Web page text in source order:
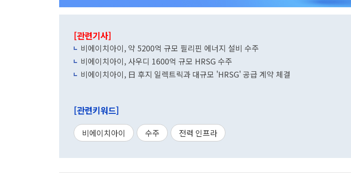
[관련기사]
비에이치아이, 약 5200억 규모 필리핀 에너지 설비 수주
비에이치아이, 사우디 1600억 규모 HRSG 수주
비에이치아이, 日 후지 일렉트릭과 대규모 'HRSG' 공급 계약 체결
[관련키워드]
비에이치아이 수주 전력 인프라